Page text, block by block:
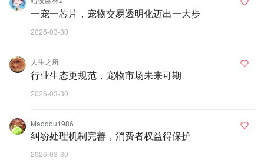
一宠一芯片，宠物交易透明化迈出一大步
2026-03-30
人生之所
行业生态更规范，宠物市场未来可期
2026-03-30
Maodou1986
纠纷处理机制完善，消费者权益得保护
2026-03-30